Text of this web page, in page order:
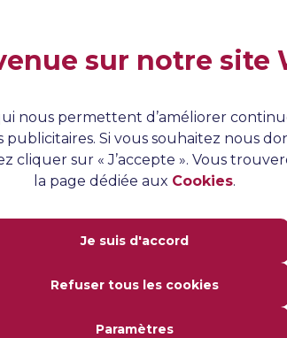
Studio – configuration et
de Katalon Studio – l’installation
simple et commune aux différents
d’exploitation.
sur notre site
nous permettent d’améliorer
publicitaires. Si vous souhaitez nous
sur « J’accepte ». Vous
la page dédiée aux Cookies.
Je suis d'accord
Refuser tous les cookies
Paramètres